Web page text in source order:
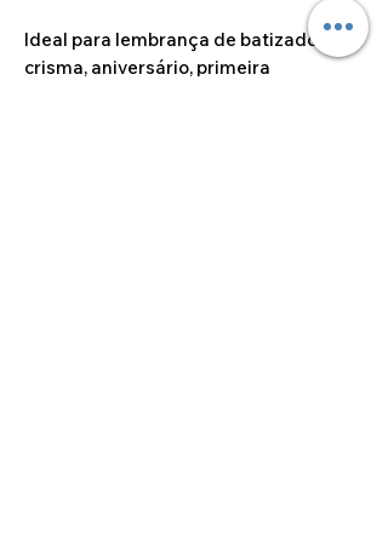
Ideal para lembrança de batizado,
crisma, aniversário, primeira